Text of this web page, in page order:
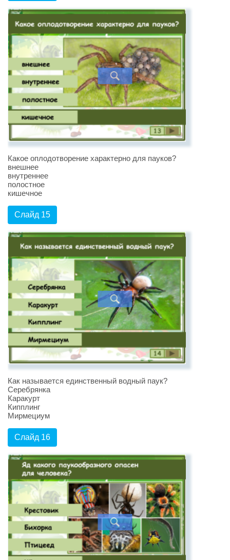
Какое оплодотворение характерно для пауков?
внешнее
внутреннее
полостное
кишечное
Слайд 15
Как называется единственный водный паук?
Серебрянка
Каракурт
Кипплинг
Мирмециум
Слайд 16